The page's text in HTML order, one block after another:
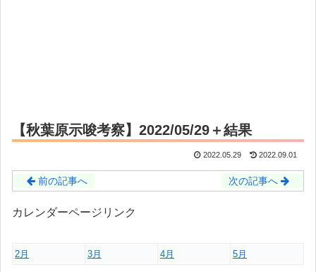
【秋葉原示唆考察】2022/05/29＋結果
2022.05.29 2022.09.01
前の記事へ 次の記事へ
カレンダーページリンク
2月 3月 4月 5月